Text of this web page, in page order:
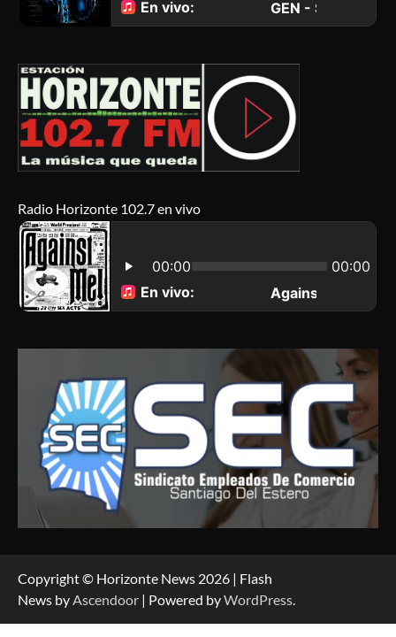
Radio Horizonte 102.7 en vivo
Copyright © Horizonte News 2026 | Flash
News byAscendoor | Powered byWordPress.